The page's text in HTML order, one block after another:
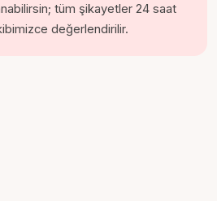
tüm şikayetler 24 saat
değerlendirilir.